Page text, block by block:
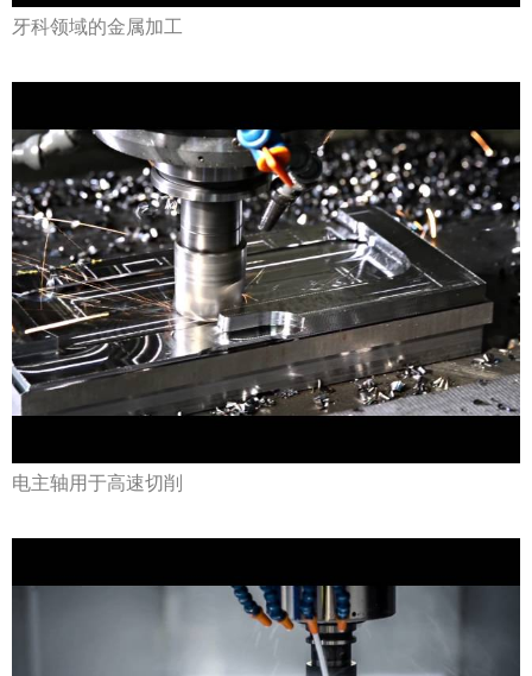
牙科领域的金属加工
电主轴用于高速切削